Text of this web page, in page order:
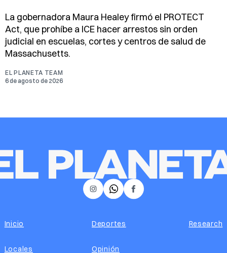
La gobernadora Maura Healey firmó el PROTECT
Act, que prohíbe a ICE hacer arrestos sin orden
judicial en escuelas, cortes y centros de salud de
Massachusetts.
EL PLANETA TEAM
6 de agosto de 2026
𝕏 Facebook
Instagram
Inicio
Locales
Deportes
Opinión
Research